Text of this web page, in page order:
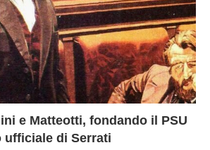
e Matteotti, fondando il PSU
di Serrati